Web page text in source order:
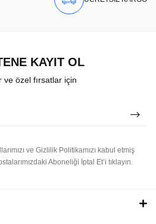
KAYIT OL
ve özel fırsatlar için
ve Gizlilik Politikamızı kabul etmiş
Aboneliği İptal Et’i tıklayın.